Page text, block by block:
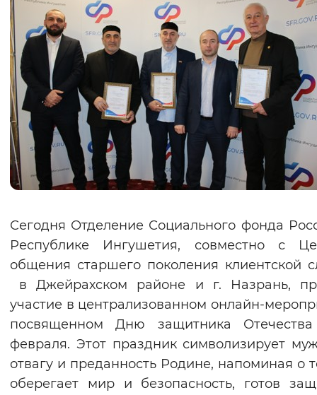
Цвет сайта
Монохромный Инверсивный
Синий фон
Изображения
Включены Выключены
Звуковой ассистент
Вернуть стандартные настройки
Сегодня Отделение Социального фонда
Республике Ингушетия, совместно с
общения старшего поколения клиентской
в Джейрахском районе и г. Назрань,
участие в централизованном онлайн-
посвященном Дню защитника
февраля. Этот праздник символизирует
отвагу и преданность Родине, напоминая о
оберегает мир и безопасность, готов